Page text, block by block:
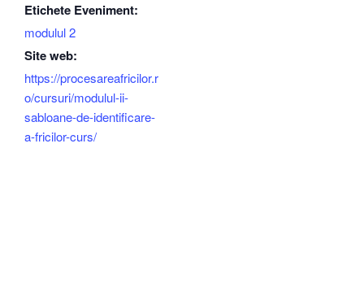
Etichete Eveniment:
modulul 2
Site web:
https://procesareafricilor.r
o/cursuri/modulul-ii-
sabloane-de-identificare-
a-fricilor-curs/